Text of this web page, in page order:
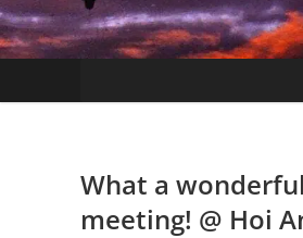
What a wonderful
meeting! @ Hoi